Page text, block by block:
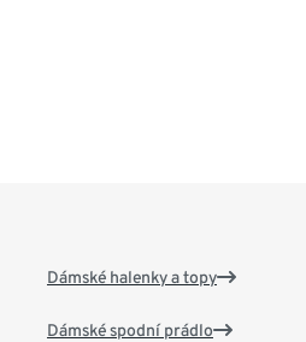
Dámské halenky a topy
Dámské spodní prádlo